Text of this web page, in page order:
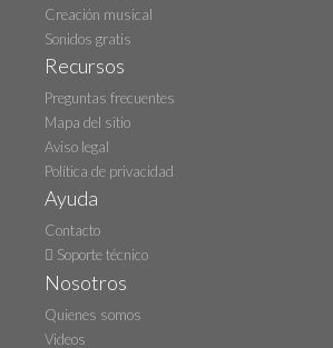
Creación musical
Sonidos gratis
Recursos
Preguntas frecuentes
Mapa del sitio
Aviso legal
Política de privacidad
Ayuda
Contacto
Soporte técnico
Nosotros
Quienes somos
Videos